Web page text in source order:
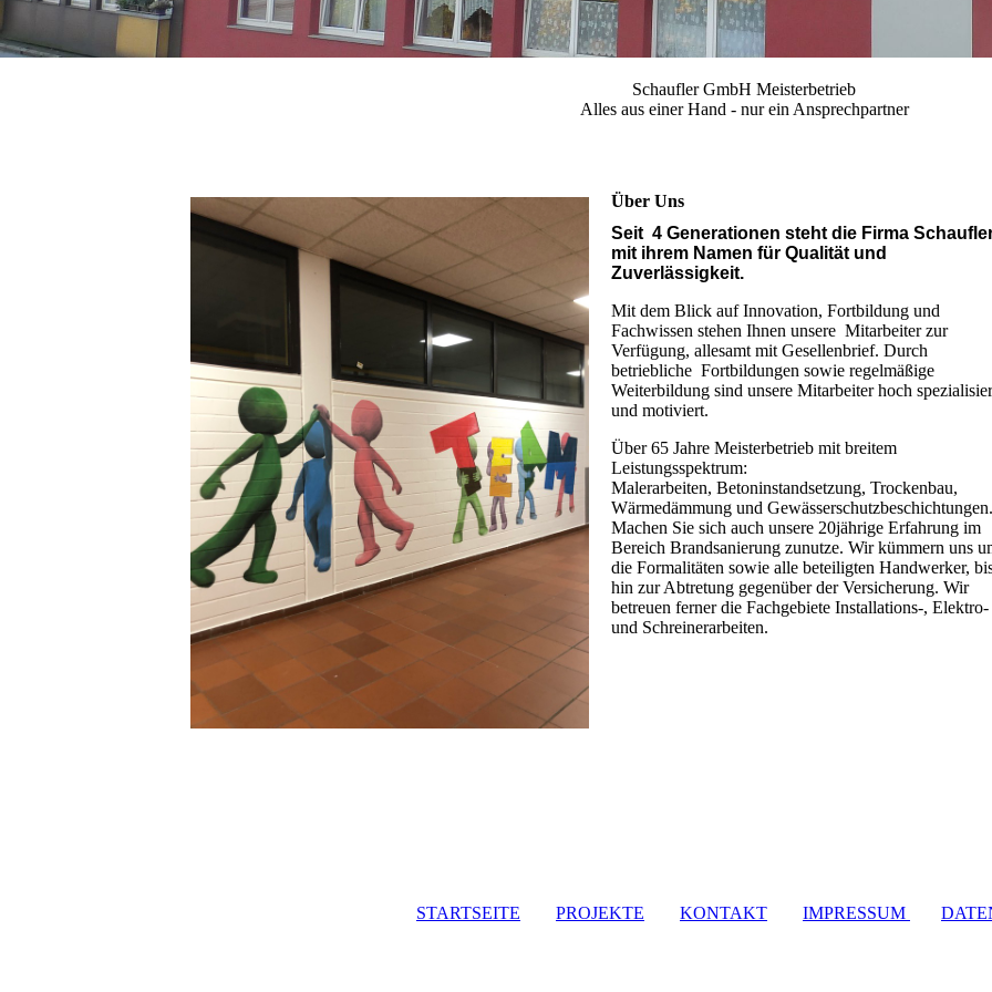
Schaufler GmbH Meisterbetrieb
Alles aus einer Hand - nur ein Ansprechpartner
Über Uns
Seit 4 Generationen steht die Firma
mit ihrem Namen für Qualität und
Zuverlässigkeit.
Mit dem Blick auf Innovation, Fortbildung und
Fachwissen stehen Ihnen unsere Mitarbeiter zur
Verfügung, allesamt mit Gesellenbrief. Durch
betriebliche Fortbildungen sowie regelmäßige
Weiterbildung sind unsere Mitarbeiter hoch
und motiviert.
Über 65 Jahre Meisterbetrieb mit breitem
Leistungsspektrum:
Malerarbeiten, Betoninstandsetzung, Trockenbau,
Wärmedämmung und Gewässerschutzbeschichtungen.
Machen Sie sich auch unsere 20jährige Erfahrung im
Bereich Brandsanierung zunutze. Wir kümmern uns
die Formalitäten sowie alle beteiligten Handwerker,
hin zur Abtretung gegenüber der Versicherung. Wir
betreuen ferner die Fachgebiete Installations-, Elektro-
und Schreinerarbeiten.
STARTSEITE PROJEKTE KONTAKT IMPRESSUM